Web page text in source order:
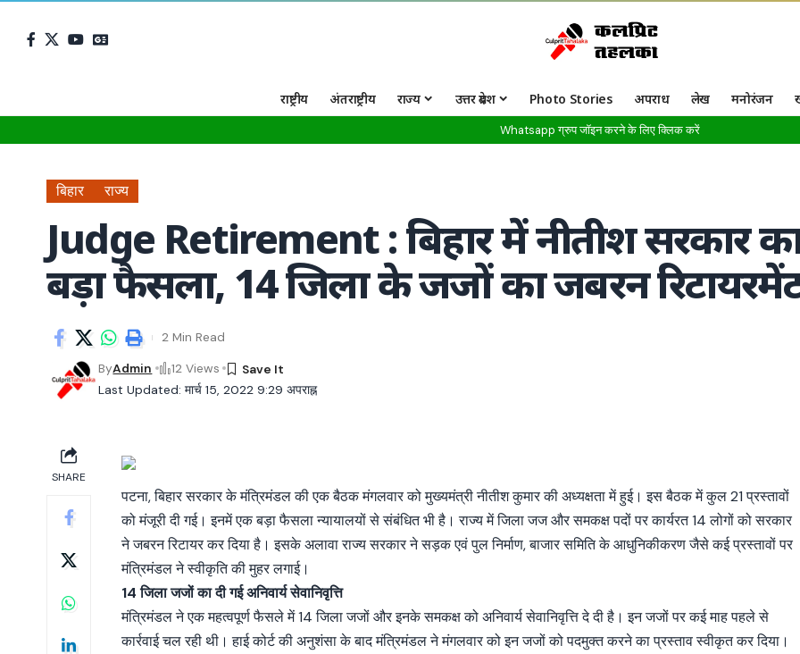
राष्ट्रीय अंतराष्ट्रीय राज्य उत्तर प्रदेश Photo Stories अपराध लेख मनोरंजन
Whatsapp ग्रुप जॉइन करने के लिए क्लिक करें
बिहार राज्य
Judge Retirement : बिहार में नीतीश सरकार
बड़ा फैसला, 14 जिला के जजों का जबरन
Last Updated: मार्च 15, 2022 9:29 अपराह्न
ByAdmin 12 Views
2 Min Read
SHARE
पटना, बिहार सरकार के मंत्रिमंडल की एक बैठक मंगलवार को मुख्‍यमंत्री नीतीश कुमार की अध्‍यक्षता में हुई। इस बैठक में कुल 21 प्रस्‍तावों
को मंजूरी दी गई। इनमें एक बड़ा फैसला न्‍यायालयों से संबंधित भी है। राज्‍य में जिला जज और समकक्ष पदों पर कार्यरत 14 लोगों को सरकार
ने जबरन रिटायर कर दिया है। इसके अलावा राज्‍य सरकार ने सड़क एवं पुल निर्माण, बाजार समिति के आधुनिकीकरण जैसे कई प्रस्‍तावों पर
मंत्रिमंडल ने स्‍वीकृति की मुहर लगाई।
14 जिला जजों का दी गई अनिवार्य सेवानिवृत्ति
मंत्रिमंडल ने एक महत्वपूर्ण फैसले में 14 जिला जजों और इनके समकक्ष को अनिवार्य सेवानिवृत्ति दे दी है। इन जजों पर कई माह पहले से
कार्रवाई चल रही थी। हाई कोर्ट की अनुशंसा के बाद मंत्रिमंडल ने मंगलवार को इन जजों को पदमुक्त करने का प्रस्ताव स्वीकृत कर दिया।